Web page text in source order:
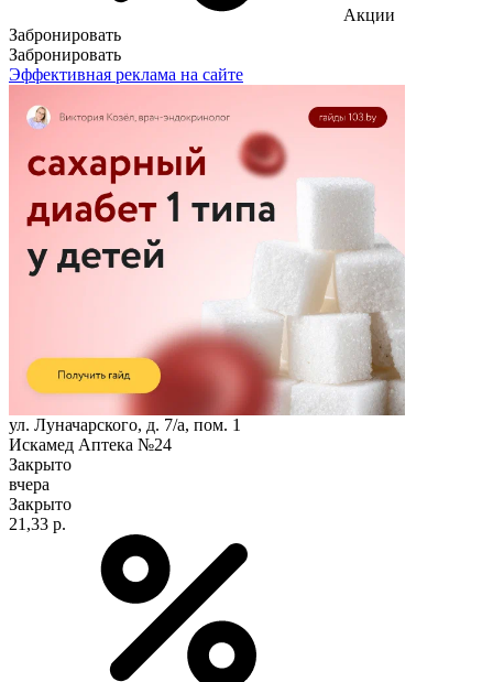
Акции
Забронировать
Забронировать
Эффективная реклама на сайте
ул. Луначарского, д. 7/а, пом. 1
Искамед Аптека №24
Закрыто
вчера
Закрыто
21,33 р.